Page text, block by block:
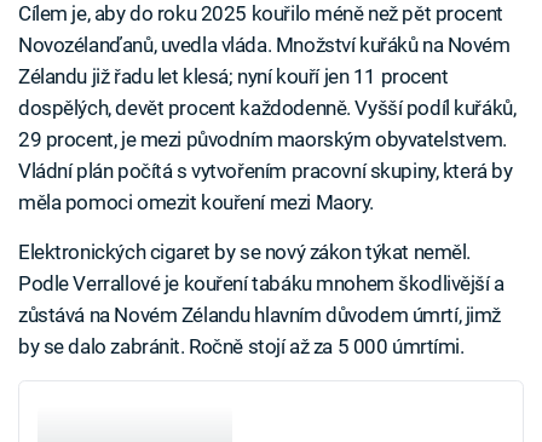
Cílem je, aby do roku 2025 kouřilo méně než pět procent
Novozélanďanů, uvedla vláda. Množství kuřáků na Novém
Zélandu již řadu let klesá; nyní kouří jen 11 procent
dospělých, devět procent každodenně. Vyšší podíl kuřáků,
29 procent, je mezi původním maorským obyvatelstvem.
Vládní plán počítá s vytvořením pracovní skupiny, která by
měla pomoci omezit kouření mezi Maory.
Elektronických cigaret by se nový zákon týkat neměl.
Podle Verrallové je kouření tabáku mnohem škodlivější a
zůstává na Novém Zélandu hlavním důvodem úmrtí, jimž
by se dalo zabránit. Ročně stojí až za 5 000 úmrtími.